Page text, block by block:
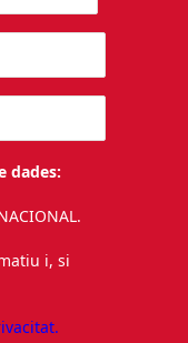
dades:
i, si